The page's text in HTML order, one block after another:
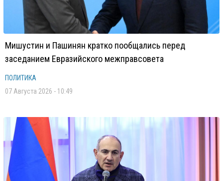
Мишустин и Пашинян кратко пообщались перед
заседанием Евразийского межправсовета
ПОЛИТИКА
07 Августа 2026 - 10:49